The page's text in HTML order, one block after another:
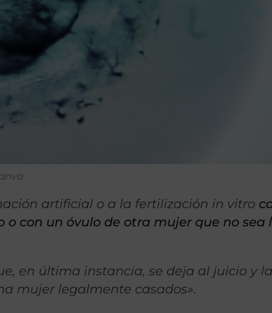
artificial o a la fertilización in vitro
con un óvulo de otra mujer que no sea
en última instancia, se deja al juicio y la
mujer legalmente casados».